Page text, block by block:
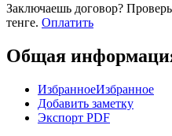
Заключаешь договор?
тенге. Оплатить
Общая
ИзбранноеИзбранное
Добавить заметку
Экспорт PDF